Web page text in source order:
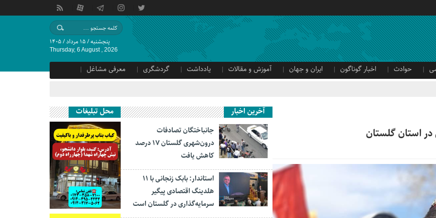
پنجشنبه / ۱۵ مرداد / ۱۴۰۵
Thursday, 6 August , 2026
حوادث اخبار گوناگون ایران و جهان آموزش و مقالات یادداشت گردشگری
معرفی مشاغل
آخرین اخبار
جانباختگان تصادفات
درون‌شهری گلستان ۱۷ درصد
کاهش یافت
استاندار: بابک زنجانی با ۱۱
هلدینگ اقتصادی پیگیر
سرمایه‌گذاری در گلستان است
محل تبلیغات